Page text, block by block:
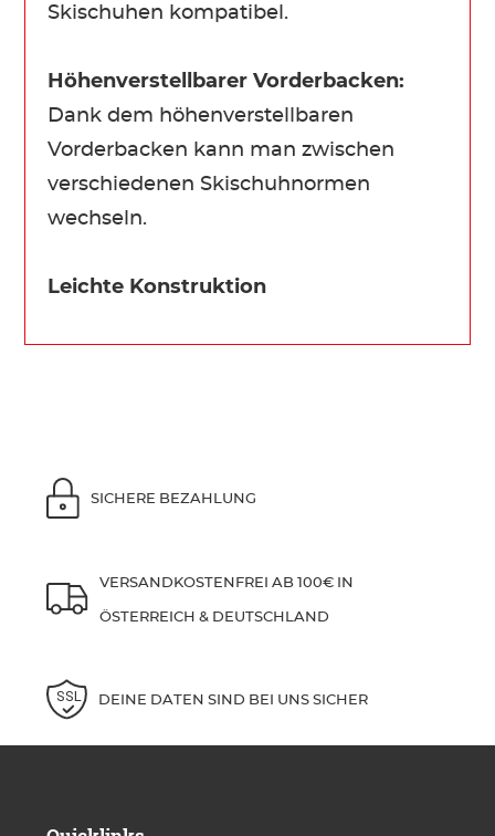
Skischuhen kompatibel.
Höhenverstellbarer Vorderbacken:
Dank dem höhenverstellbaren
Vorderbacken kann man zwischen
verschiedenen Skischuhnormen
wechseln.
Leichte Konstruktion
SICHERE BEZAHLUNG
VERSANDKOSTENFREI AB 100€ IN
ÖSTERREICH & DEUTSCHLAND
DEINE DATEN SIND BEI UNS SICHER